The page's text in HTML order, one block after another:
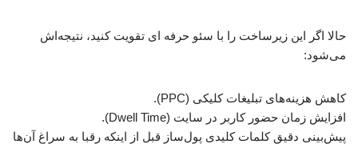
حالا اگر این زیرساخت را با سئو حرفه ای تقویت کنید، نتیجه‌اش
می‌شود:
کاهش هزینه‌های تبلیغات کلیکی (PPC).
افزایش زمان حضور کاربر در سایت (Dwell Time).
پیش‌بینی دقیق کلمات کلیدی پول‌ساز قبل از اینکه رقبا به سراغ آن‌ها